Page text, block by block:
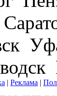
| Реклама |